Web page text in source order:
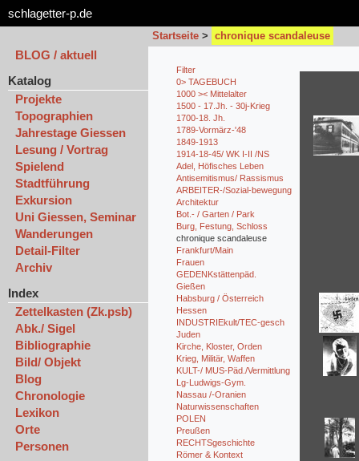
schlagetter-p.de
Startseite > chronique scandaleuse
BLOG / aktuell
Katalog
Projekte
Topographien
Jahrestage Giessen
Lesung / Vortrag
Spielend
Stadtführung
Exkursion
Uni Giessen, Seminar
Wanderungen
Detail-Filter
Archiv
Index
Zettelkasten (Zk.psb)
Abk./ Sigel
Bibliographie
Bild/ Objekt
Blog
Chronologie
Lexikon
Orte
Personen
Filter
0> TAGEBUCH
1000 >< Mittelalter
1500 - 17.Jh. - 30j-Krieg
1700-18. Jh.
1789-Vormärz-'48
1849-1913
1914-18-45/ WK I-II /NS
Adel, Höfisches Leben
Antisemitismus/ Rassismus
ARBEITER-/Sozial-bewegung
Architektur
Bot.- / Garten / Park
Burg, Festung, Schloss
chronique scandaleuse
Frankfurt/Main
Frauen
GEDENKstättenpäd.
Gießen
Habsburg / Österreich
Hessen
INDUSTRIEkult/TEC-gesch
Juden
Kirche, Kloster, Orden
Krieg, Militär, Waffen
KULT-/ MUS-Päd./Vermittlung
Lg-Ludwigs-Gym.
Nassau /-Oranien
Naturwissenschaften
POLEN
Preußen
RECHTSgeschichte
Römer & Kontext